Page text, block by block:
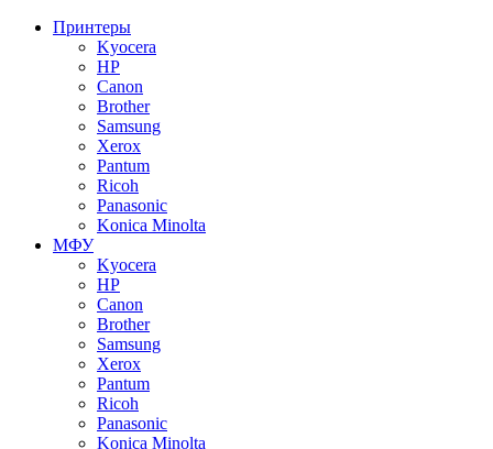
Принтеры
Kyocera
HP
Canon
Brother
Samsung
Xerox
Pantum
Ricoh
Panasonic
Konica Minolta
МФУ
Kyocera
HP
Canon
Brother
Samsung
Xerox
Pantum
Ricoh
Panasonic
Konica Minolta